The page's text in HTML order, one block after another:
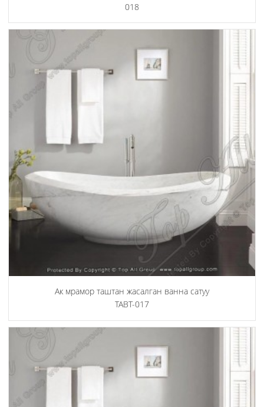
018
Ак мрамор таштан жасалган ванна сатуу
TABT-017